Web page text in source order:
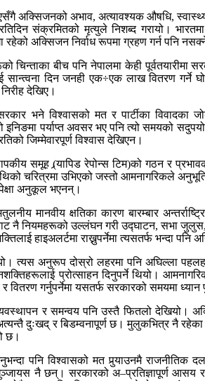
अक्सिजनको अभाव, अत्यावश्यक औषधि,
संक्रमितको मृत्युले निशब्द गरायो।
अक्सिजन निर्वाध रूपमा ग्रहण गर्न पनि
चिन्ताका बीच पनि नेपालमा केही
दिन जनही एक÷एक लाख वितरण गर्ने
देखिए।
भने विश्वासको मत र पार्टीका विवादका
इनिङमा पर्याप्त अवसर भए पनि त्यो समयको
जिम्मेवारपूर्ण विश्वास देखिएन।
समूह (र्‍यापिड रेपोन्स टिम)को गठन र
चरित्रमा उभिएको जस्तो आमनागरिकले
अनुकूल भएनन्।
मानवीय क्षतिका कारण बारम्बार
नै नियमहरूको उल्लंघन गरी उद्घाटन, सभा
हाइअलर्टमा राख्नुपर्नेमा त्यसतर्फ भन्दा
त्यस अनुरूप दोस्रो लहरमा पनि अघिल्ला
प्रोत्साहन दिनुपर्ने थियो।
वितरण गर्नुपर्नेमा यसतर्फ सरकारको समयमा
र समन्वय पनि उस्तै फितलो देखियो।
दुःखद् र बिडम्वनापूर्ण छ। मुलुकभित्र नै रहेका
छ।
पनि विश्वासको मत पुर्‍याउनमै
नै छन्। सरकारको अ–प्रतिज्ञापूर्ण